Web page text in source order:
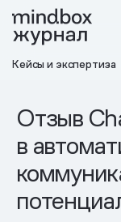
Кейсы и экспертиза
Отзыв
в